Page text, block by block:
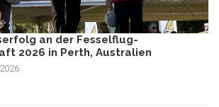
an der Fesselflug-
2026 in Perth, Australien